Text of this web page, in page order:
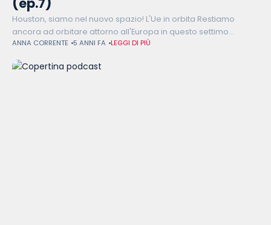
(ep.7)
Houston, siamo nel nuovo spazio! L'Ue in orbita Restiamo
ancora ad orbitare attorno all'Europa in questo settimo
episodio di "Orizzonti Europei". Nella puntata di oggi abbiamo
ospitato Elana Ancona, ingegnere
ANNA CORRENTE 5 ANNI FA LEGGI DI PIÙ